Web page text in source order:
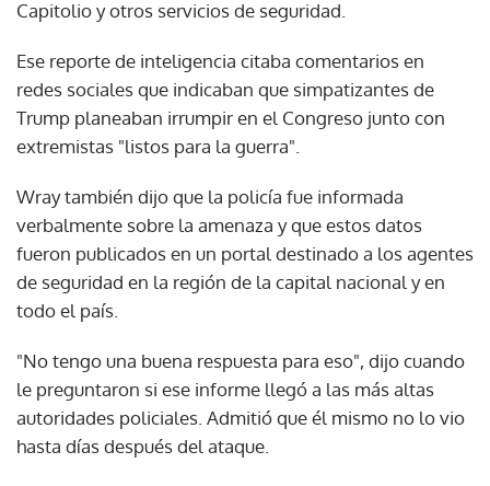
Capitolio y otros servicios de seguridad.
Ese reporte de inteligencia citaba comentarios en
redes sociales que indicaban que simpatizantes de
Trump planeaban irrumpir en el Congreso junto con
extremistas "listos para la guerra".
Wray también dijo que la policía fue informada
verbalmente sobre la amenaza y que estos datos
fueron publicados en un portal destinado a los agentes
de seguridad en la región de la capital nacional y en
todo el país.
"No tengo una buena respuesta para eso", dijo cuando
le preguntaron si ese informe llegó a las más altas
autoridades policiales. Admitió que él mismo no lo vio
hasta días después del ataque.